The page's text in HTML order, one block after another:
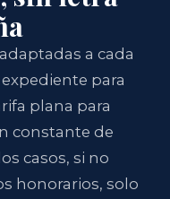
a cada
para
plana para
constante de
casos, si no
honorarios, solo